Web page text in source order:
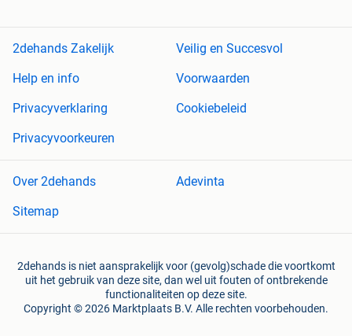
2dehands Zakelijk
Veilig en Succesvol
Help en info
Voorwaarden
Privacyverklaring
Cookiebeleid
Privacyvoorkeuren
Over 2dehands
Adevinta
Sitemap
2dehands is niet aansprakelijk voor (gevolg)schade die voortkomt
uit het gebruik van deze site, dan wel uit fouten of ontbrekende
functionaliteiten op deze site.
Copyright © 2026 Marktplaats B.V. Alle rechten voorbehouden.